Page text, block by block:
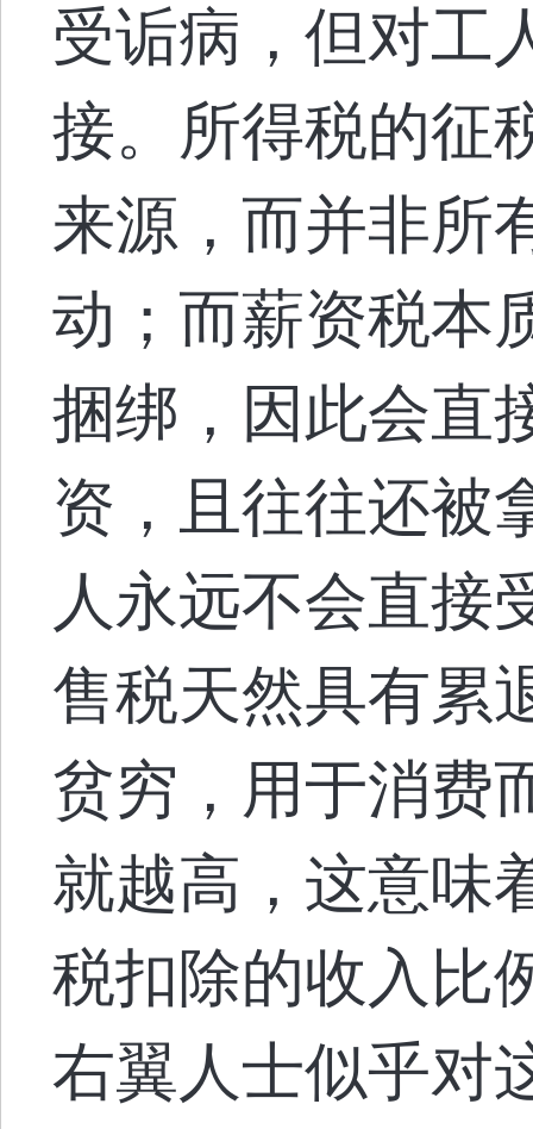
受诟病，但对工
接。所得税的征
来源，而并非所
动；而薪资税本
捆绑，因此会直
资，且往往还被
人永远不会直接
售税天然具有累
贫穷，用于消费
就越高，这意味
税扣除的收入比
右翼人士似乎对